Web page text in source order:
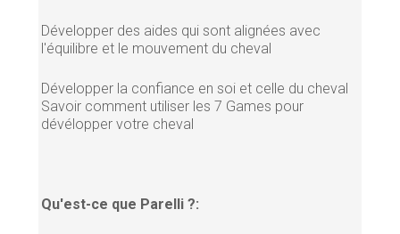
Développer des aides qui sont alignées avec
l'équilibre et le mouvement du cheval
Développer la confiance en soi et celle du cheval
Savoir comment utiliser les 7 Games pour
dévélopper votre cheval
Qu'est-ce que Parelli ?: